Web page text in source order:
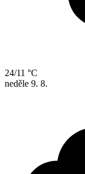
24/11 °C
neděle 9. 8.